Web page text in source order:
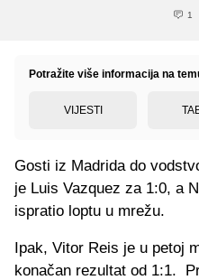
1
Potražite više informacija na
VIJESTI
Gosti iz Madrida do
je Luis Vazquez za 1:0, a
ispratio loptu u mrežu.
Ipak, Vitor Reis je u petoj
konačan rezultat od 1:1.